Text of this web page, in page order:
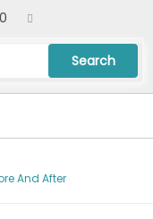
Search
And After